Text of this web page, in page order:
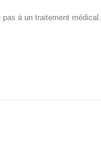
à un traitement médical.